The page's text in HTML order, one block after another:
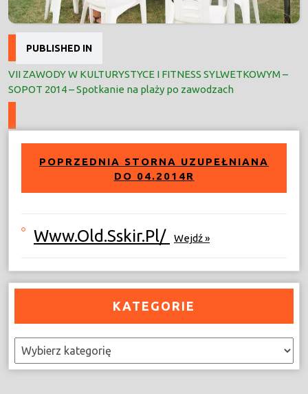
Nawigacja
wpisu
PUBLISHED IN
VII ZAWODY W KULTURYSTYCE I FITNESS SYLWETKOWYM –
SOPOT 2014 – Spotkanie na plaży po zawodzach
POPRZEDNIA STORNA UZUPEŁNIANA
DO 04.2014R
Www.old.sskir.pl/ Wejdź »
KATEGORIE
Kategorie